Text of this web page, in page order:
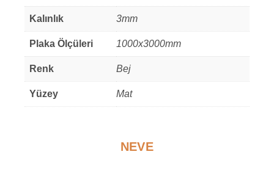
Kalınlık 3mm
Plaka Ölçüleri 1000x3000mm
Renk Bej
Yüzey Mat
NEVE